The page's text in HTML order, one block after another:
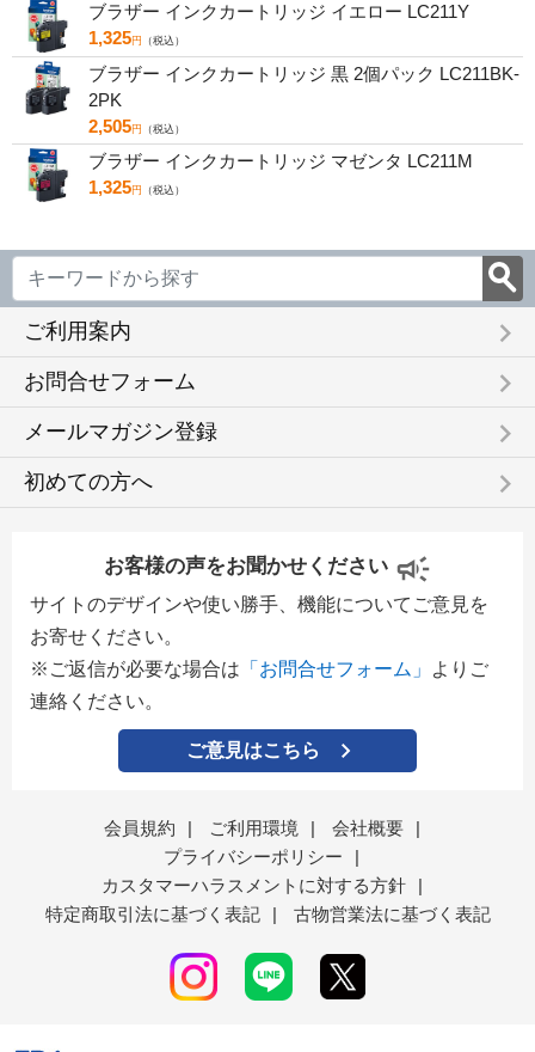
ブラザー インクカートリッジ イエロー LC211Y
1,325円 （税込）
ブラザー インクカートリッジ 黒 2個パック LC211BK-
2PK
2,505円 （税込）
ブラザー インクカートリッジ マゼンタ LC211M
1,325円 （税込）
ご利用案内 keyboard_arrow_right
お問合せフォーム keyboard_arrow_right
メールマガジン登録 keyboard_arrow_right
初めての方へ keyboard_arrow_right
お客様の声をお聞かせください
サイトのデザインや使い勝手、機能についてご意見を
お寄せください。
※ご返信が必要な場合は 「お問合せフォーム」
よりご
連絡ください。
ご意見はこちら
会員規約 | ご利用環境 | 会社概要
|
プライバシーポリシー
|
カスタマーハラスメントに対する方針
|
特定商取引法に基づく表記
| 古物営業法に基づく表記